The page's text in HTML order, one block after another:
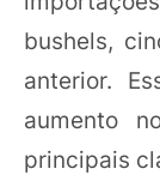
bushels,
anterior.
aumento
principais